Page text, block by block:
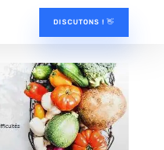
DISCUTONS ! 👋